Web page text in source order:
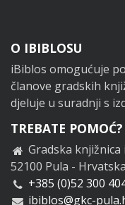
Footer
O IBIBLOSU
iBiblos omogućuje
članove gradskih
djeluje u suradnji s
TREBATE POMOĆ?
Gradska knjižnica
52100 Pula - Hrvatska
+385 (0)52 300
ibiblos@gkc-